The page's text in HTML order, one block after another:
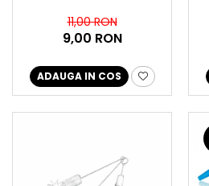
11,00 RON
9,00 RON
ADAUGA IN COS